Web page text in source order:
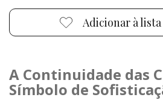
Adicionar à
A Continuidade das
Símbolo de